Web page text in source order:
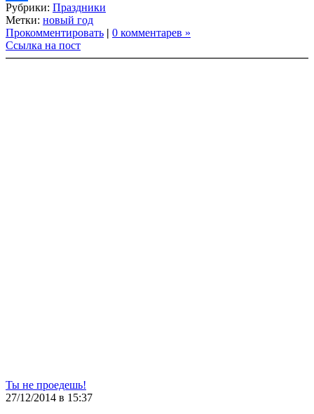
Link
Share
Рубрики: Праздники
Метки: новый год
Прокомментировать | 0 комментарев »
Ссылка на пост
Ты не проедешь!
27/12/2014 в 15:37